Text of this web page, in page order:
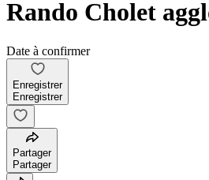
Rando Cholet
Date à confirmer
Enregistrer
Enregistrer
Partager
Partager